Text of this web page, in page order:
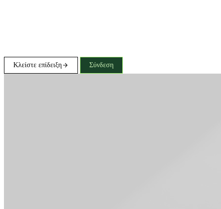
Κλείστε επίδειξη Σύνδεση